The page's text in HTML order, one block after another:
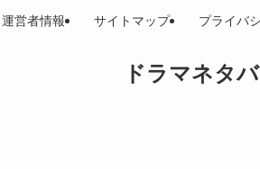
ドラマネタ
運営者情報 サイトマップ プライバ